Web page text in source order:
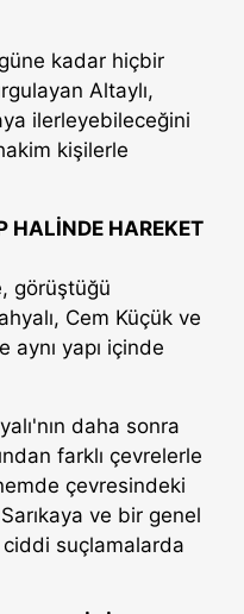
kadar hiçbir
Altaylı,
ilerleyebileceğini
kişilerle
HALİNDE HAREKET
görüştüğü
Cem Küçük ve
aynı yapı içinde
daha sonra
farklı çevrelerle
çevresindeki
ve bir genel
ciddi suçlamalarda